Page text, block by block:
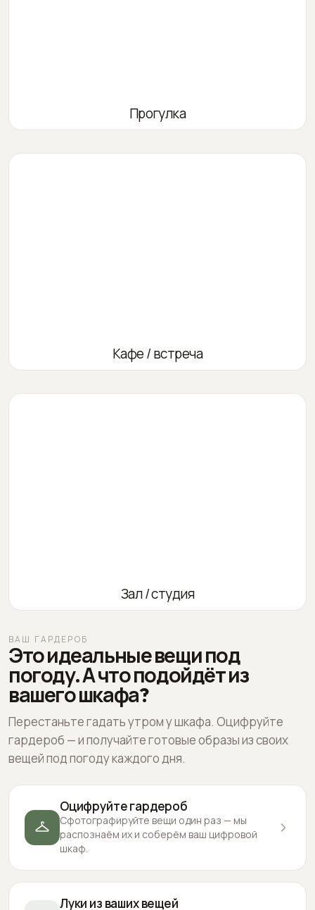
Прогулка
Кафе / встреча
Зал / студия
ВАШ ГАРДЕРОБ
Это идеальные вещи под
погоду. А что подойдёт из
вашего шкафа?
Перестаньте гадать утром у шкафа. Оцифруйте
гардероб — и получайте готовые образы из своих
вещей под погоду каждого дня.
Оцифруйте гардероб
Сфотографируйте вещи один раз — мы
распознаём их и соберём ваш цифровой
шкаф.
Луки из ваших вещей